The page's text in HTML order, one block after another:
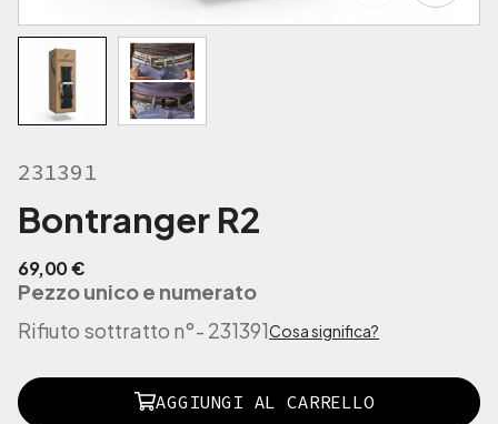
231391
Bontranger R2
69,00€
Pezzo unico e numerato
Rifiuto sottratto n°- 231391Cosa significa?
2
3
AGGIUNGI AL CARRELLO